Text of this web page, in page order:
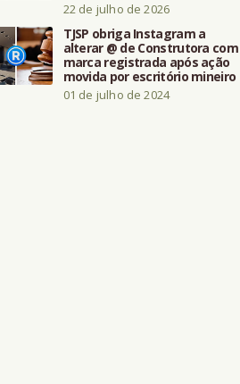
22 de julho de 2026
TJSP obriga Instagram a
alterar @ de Construtora com
marca registrada após ação
movida por escritório mineiro
01 de julho de 2024